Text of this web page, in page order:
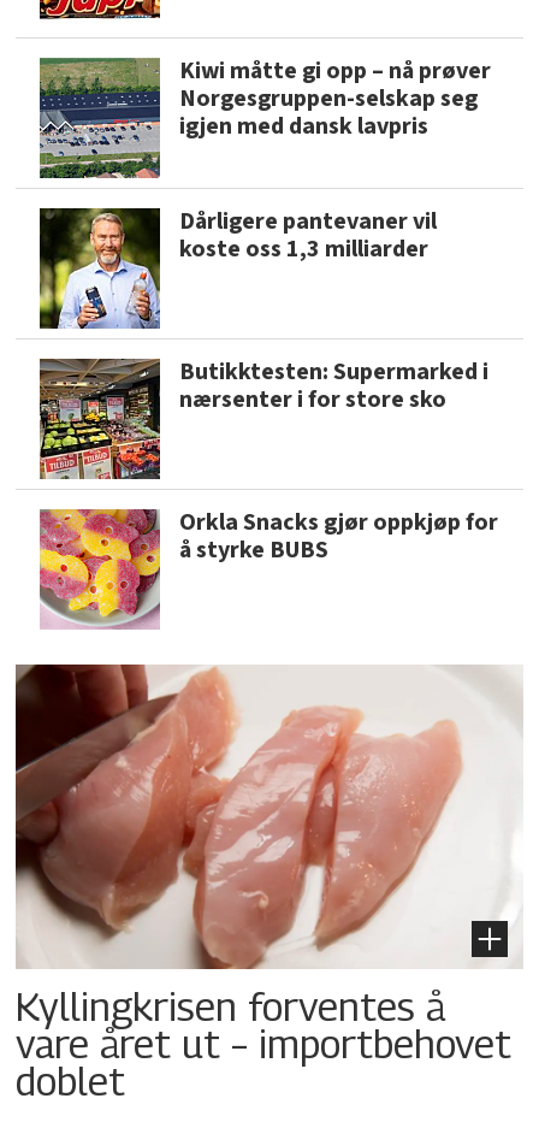
Kiwi måtte gi opp – nå prøver
Norgesgruppen-selskap seg
igjen med dansk lavpris
Dårligere pantevaner vil
koste oss 1,3 milliarder
Butikktesten: Supermarked i
nærsenter i for store sko
Orkla Snacks gjør oppkjøp for
å styrke BUBS
Kyllingkrisen forventes å
vare året ut – importbehovet
doblet